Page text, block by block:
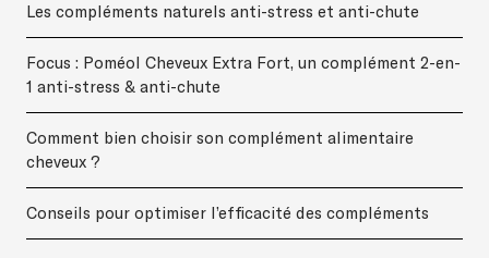
Les compléments naturels anti-stress et anti-chute
Focus : Poméol Cheveux Extra Fort, un complément 2-en-
1 anti-stress & anti-chute
Comment bien choisir son complément alimentaire
cheveux ?
Conseils pour optimiser l’efficacité des compléments